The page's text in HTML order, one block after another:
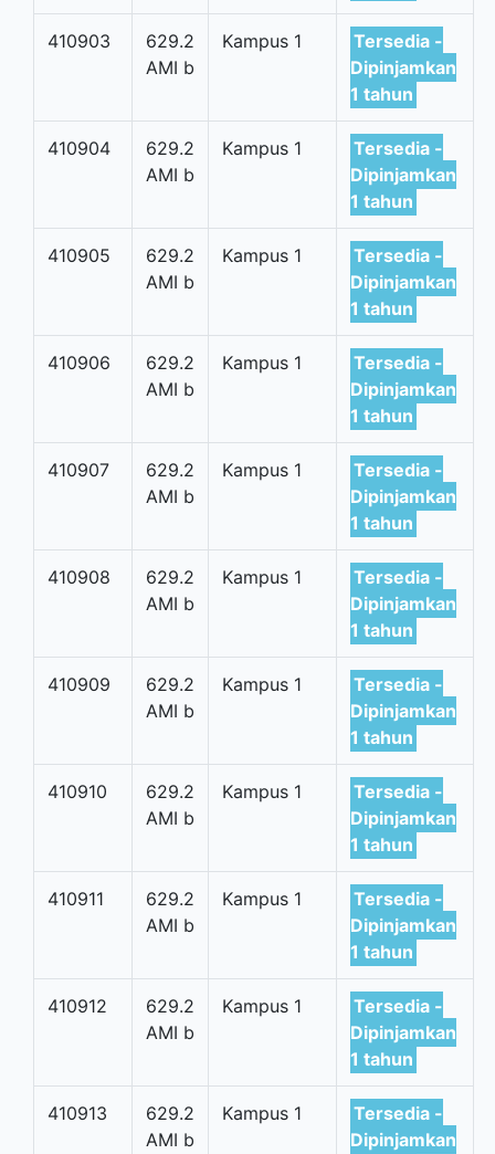
410903
629.2
AMI b
Kampus 1
Tersedia -
Dipinjamkan
1 tahun
410904
629.2
AMI b
Kampus 1
Tersedia -
Dipinjamkan
1 tahun
410905
629.2
AMI b
Kampus 1
Tersedia -
Dipinjamkan
1 tahun
410906
629.2
AMI b
Kampus 1
Tersedia -
Dipinjamkan
1 tahun
410907
629.2
AMI b
Kampus 1
Tersedia -
Dipinjamkan
1 tahun
410908
629.2
AMI b
Kampus 1
Tersedia -
Dipinjamkan
1 tahun
410909
629.2
AMI b
Kampus 1
Tersedia -
Dipinjamkan
1 tahun
410910
629.2
AMI b
Kampus 1
Tersedia -
Dipinjamkan
1 tahun
410911
629.2
AMI b
Kampus 1
Tersedia -
Dipinjamkan
1 tahun
410912
629.2
AMI b
Kampus 1
Tersedia -
Dipinjamkan
1 tahun
410913
629.2
AMI b
Kampus 1
Tersedia -
Dipinjamkan